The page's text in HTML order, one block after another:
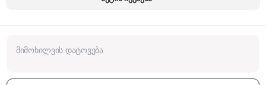
HDR მხარდაჭერა